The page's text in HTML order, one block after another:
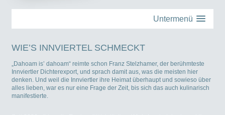
Untermenü
WIE’S INNVIERTEL SCHMECKT
„Dahoam is’ dahoam“ reimte schon Franz Stelzhamer, der berühmteste
Innviertler Dichterexport, und sprach damit aus, was die meisten hier
denken. Und weil die Innviertler ihre Heimat überhaupt und sowieso über
alles lieben, war es nur eine Frage der Zeit, bis sich das auch kulinarisch
manifestierte.